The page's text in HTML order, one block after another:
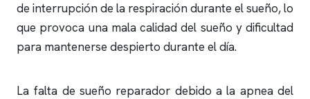
de interrupción de la respiración durante el sueño, lo
que provoca una mala calidad del sueño y dificultad
para mantenerse despierto durante el día.
La falta de sueño reparador debido a la apnea del